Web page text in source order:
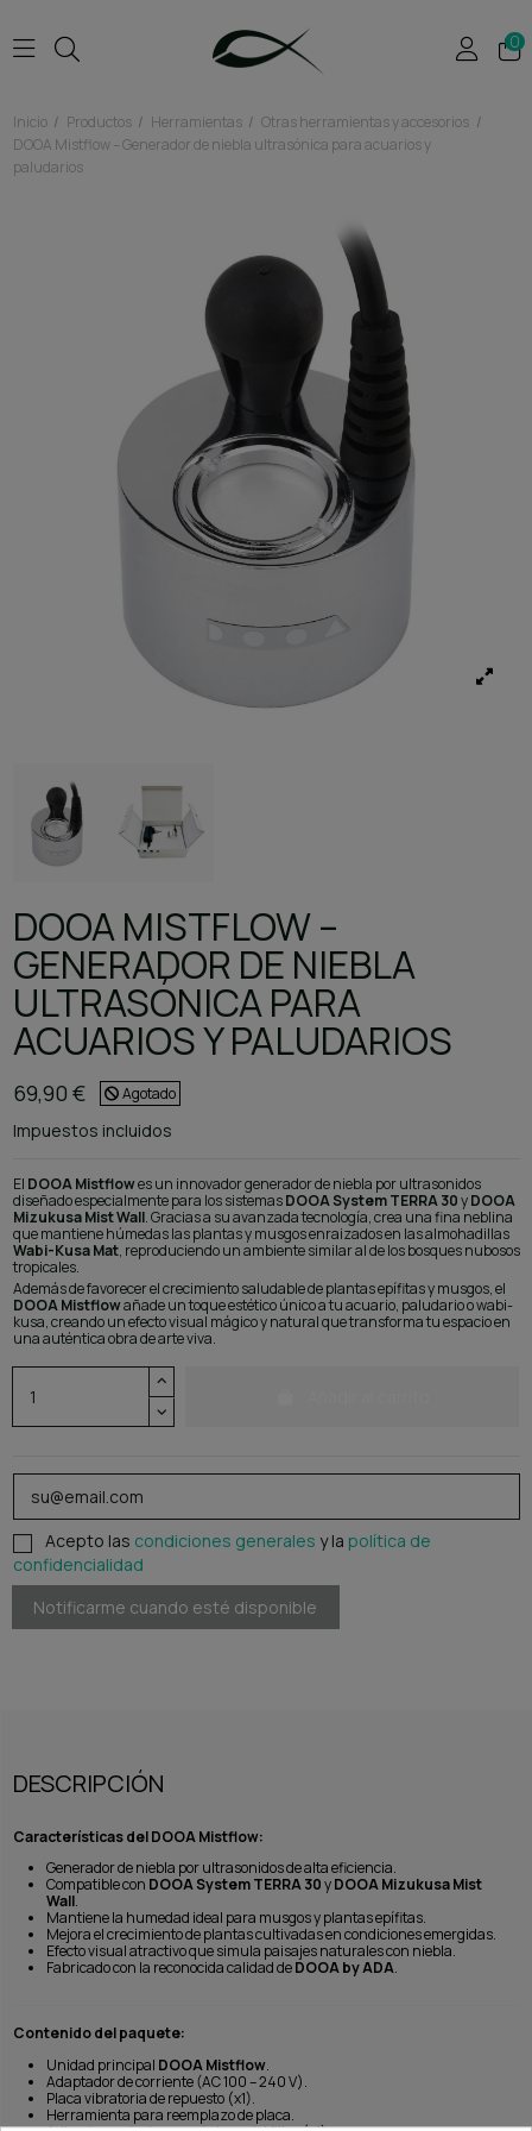
0
Inicio Productos Herramientas
Otras herramientas y accesorios
DOOA Mistflow – Generador de niebla ultrasónica para acuarios y
paludarios
DOOA MISTFLOW –
GENERADOR DE NIEBLA
ULTRASÓNICA PARA
ACUARIOS Y PALUDARIOS
69,90 € Agotado
Impuestos incluidos
El DOOA Mistflowes un innovador generador de niebla por ultrasonidos
diseñado especialmente para los sistemasDOOA System TERRA 30yDOOA
Mizukusa Mist Wall. Gracias a su avanzada tecnología, crea una fina neblina
que mantiene húmedas las plantas y musgos enraizados en las almohadillas
Wabi-Kusa Mat, reproduciendo un ambiente similar al de los bosques nubosos
tropicales.
Además de favorecer el crecimiento saludable de plantas epífitas y musgos, el
DOOA Mistflowañade un toque estético único a tu acuario, paludario o wabi-
kusa, creando un efecto visual mágico y natural que transforma tu espacio en
una auténtica obra de arte viva.
Acepto las condiciones generales y la política de
confidencialidad
DESCRIPCIÓN
Características del DOOA Mistflow:
Generador de niebla por ultrasonidos de alta eficiencia.
Compatible con DOOA System TERRA 30yDOOA Mizukusa Mist
Wall.
Mantiene la humedad ideal para musgos y plantas epífitas.
Mejora el crecimiento de plantas cultivadas en condiciones emergidas.
Efecto visual atractivo que simula paisajes naturales con niebla.
Fabricado con la reconocida calidad deDOOA by ADA.
Contenido del paquete:
Unidad principal DOOA Mistflow.
Adaptador de corriente (AC 100 – 240 V).
Placa vibratoria de repuesto (x1).
Herramienta para reemplazo de placa.